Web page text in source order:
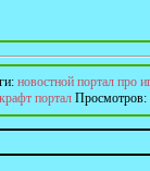
: новостной портал про
портал Просмотров: